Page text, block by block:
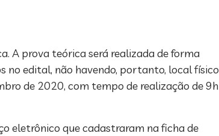
A prova teórica será realizada de forma
no edital, não havendo, portanto, local físico
de 2020, com tempo de realização de 9h
eletrônico que cadastraram na ficha de